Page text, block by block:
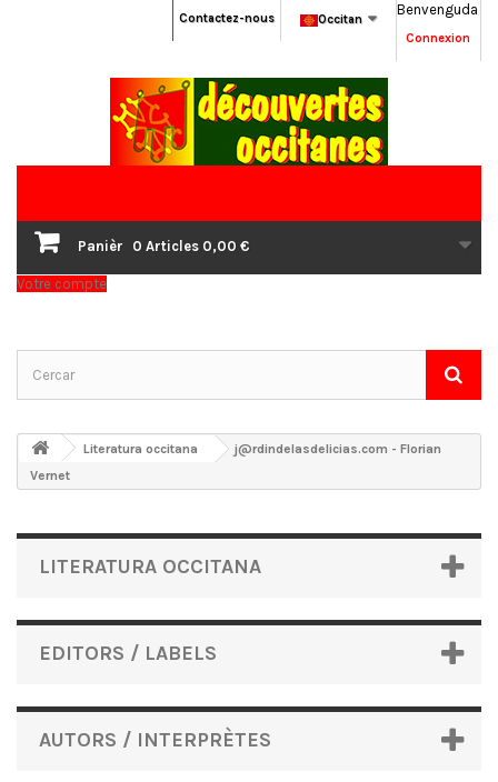
Benvenguda
Connexion
Occitan
Contactez-nous
Panièr 0 Articles 0,00 €
Votre compte
Literatura occitana
j@rdindelasdelicias.com - Florian
Vernet
LITERATURA OCCITANA
EDITORS / LABELS
AUTORS / INTERPRÈTES